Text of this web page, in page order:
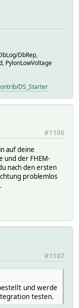
DbRep,
PylonLowVoltage
DS_Starter
#1106
auf deine
und der FHEM-
nach den ersten
problemlos
#1107
und werde
testen.